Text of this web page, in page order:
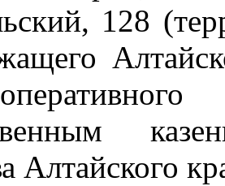
128
Алтайского